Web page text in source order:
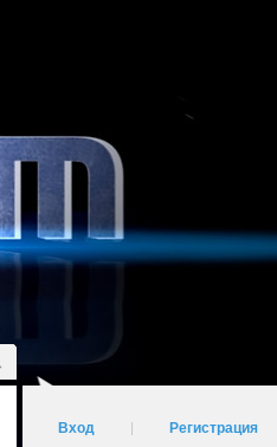
Вход Регистрация